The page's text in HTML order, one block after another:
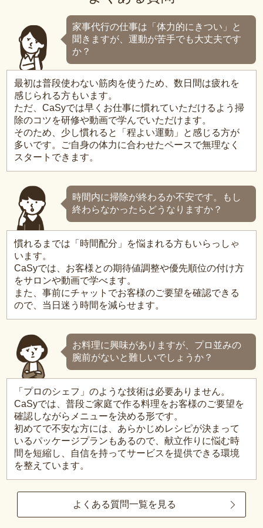
家事代行の仕事は「体力的にきつい」と
聞きますが、運動が苦手でも大丈夫です
か？
最初は普段使わない筋肉を使うため、数日間は疲れを
感じられる方もいます。
ただ、CaSyでは早くお仕事に慣れていただけるよう掃
除のコツを研修や動画で学んでいただけます。
そのため、少し慣れると「程よい運動」と感じる方が
多いです。ご自身の体力に合わせたペースで無理なく
スタートできます。
時間内に掃除が終わるか不安です。もし
終わらなかったらどうなりますか？
慣れるまでは「時間配分」を悩まれる方もいらっしゃ
います。
CaSyでは、お客様との期待値調整や優先順位の付け方
をサロンや動画で学べます。
また、事前にチャットでお客様のご要望を確認できる
ので、当日迷う時間を減らせます。
お料理に興味がありますが、プロ並みの
腕前がないと難しいでしょうか？
「プロのシェフ」のような技術は必要ありません。
CaSyでは、普段ご家庭で作る料理をお客様のご要望を
確認しながらメニューを決める形です。
初めてで不安な方には、あらかじめレシピが決まって
いるパッケージプランもあるので、献立作りに悩む時
間を短縮し、自信を持ってサービスを提供できる環境
を整えています。
よくある質問一覧を見る